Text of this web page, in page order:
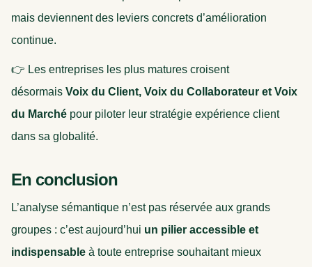
mais deviennent des leviers concrets d’amélioration
continue.
👉 Les entreprises les plus matures croisent
désormais Voix du Client, Voix du Collaborateur et Voix
du Marché pour piloter leur stratégie expérience client
dans sa globalité.
En conclusion
L’analyse sémantique n’est pas réservée aux grands
groupes : c’est aujourd’hui un pilier accessible et
indispensable à toute entreprise souhaitant mieux